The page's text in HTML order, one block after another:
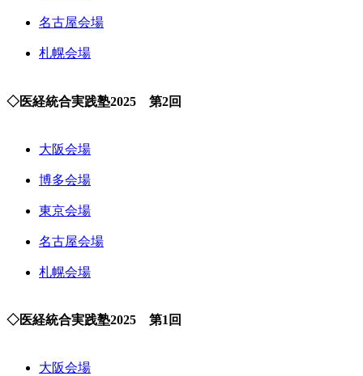
名古屋会場
札幌会場
◇医経統合実践塾2025 第2回
大阪会場
博多会場
東京会場
名古屋会場
札幌会場
◇医経統合実践塾2025 第1回
大阪会場